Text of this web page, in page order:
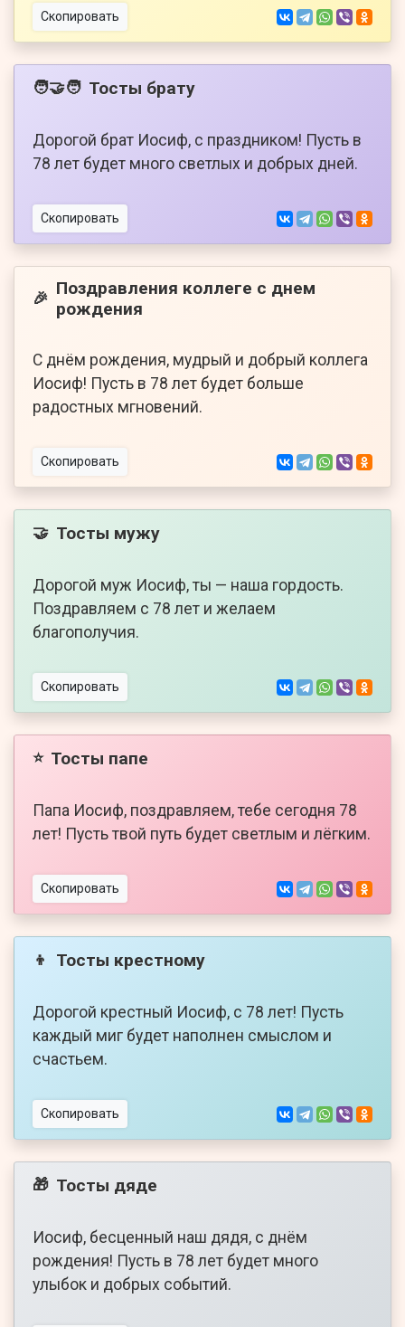
Скопировать
🧑‍🤝‍🧑 Тосты брату
Дорогой брат Иосиф, с праздником! Пусть в
78 лет будет много светлых и добрых дней.
Скопировать
🎉 Поздравления коллеге с днем
рождения
С днём рождения, мудрый и добрый коллега
Иосиф! Пусть в 78 лет будет больше
радостных мгновений.
Скопировать
🤝 Тосты мужу
Дорогой муж Иосиф, ты — наша гордость.
Поздравляем с 78 лет и желаем
благополучия.
Скопировать
⭐ Тосты папе
Папа Иосиф, поздравляем, тебе сегодня 78
лет! Пусть твой путь будет светлым и лёгким.
Скопировать
👦 Тосты крестному
Дорогой крестный Иосиф, с 78 лет! Пусть
каждый миг будет наполнен смыслом и
счастьем.
Скопировать
🎁 Тосты дяде
Иосиф, бесценный наш дядя, с днём
рождения! Пусть в 78 лет будет много
улыбок и добрых событий.